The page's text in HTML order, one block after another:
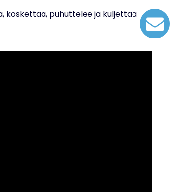
koskettaa, puhuttelee ja kuljettaa